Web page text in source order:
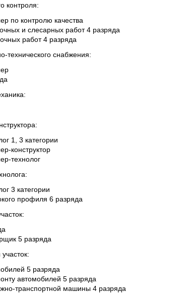
контроля:
по контролю качества
и слесарных работ 4 разряда
работ 4 разряда
технического снабжения:
1, 3 категории
конструктор
технолог
3 категории
профиля 6 разряда
5 разряда
5 разряда
автомобилей 5 разряда
транспортной машины 4 разряда